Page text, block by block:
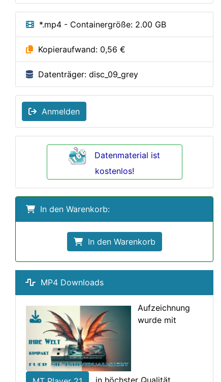
*.mp4 - Containergröße: 2.00 GB
Kopieraufwand: 0,56 €
Datenträger: disc_09_grey
Anmelden
Datenmaterial ist
kostenlos!
In den Warenkorb:
In den Warenkorb
MP4 Downloads
Aufzeichnung
wurde mit